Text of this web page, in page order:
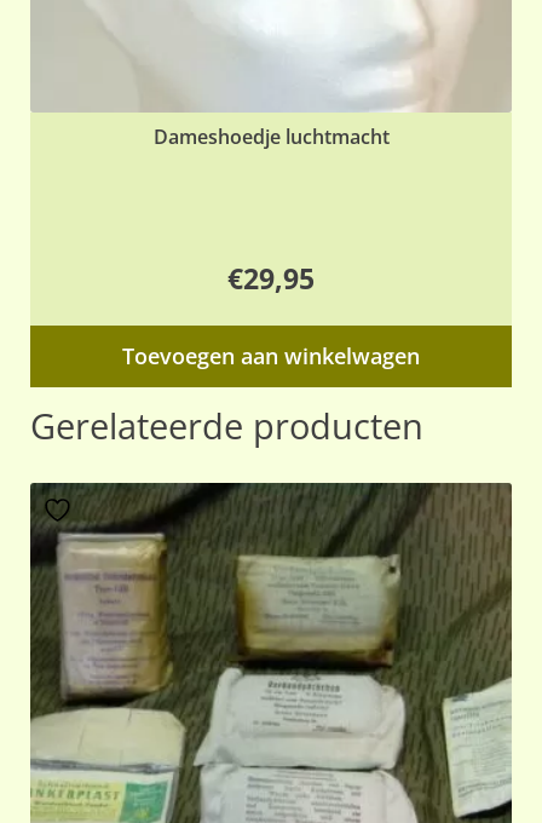
Dameshoedje luchtmacht
€29,95
Toevoegen aan winkelwagen
Gerelateerde producten